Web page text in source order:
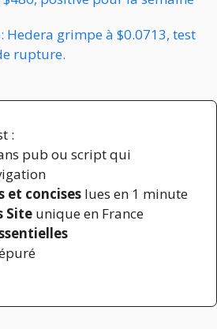
Hedera grimpe à $0.0713, test
rupture.
:
pub ou script qui
et concises lues en 1 minute
Site unique en France